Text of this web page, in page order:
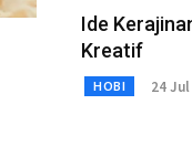
Ide
Kreatif
HOBI 24